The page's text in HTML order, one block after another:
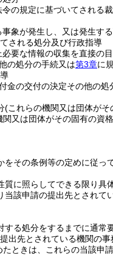
の規定に基づいてされる
象が発生し、又は発生す
される処分及び行政指導
要な情報の収集を直接の
の処分の手続又は第3章に
金の交付の決定その他の処
(これらの機関又は団体が
関又は団体がその固有の資
その条例等の定めに従っ
に照らしてできる限り具
該申請の提出先とされ
る処分をするまでに通常
出先とされている機関の
ときは、これらの当該申